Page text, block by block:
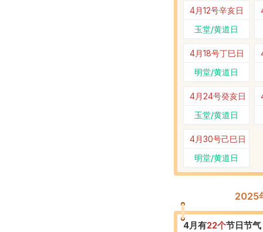
4月12号辛亥日
玉堂/黄道日
4月18号丁巳日
明堂/黄道日
4月24号癸亥日
玉堂/黄道日
4月30号己巳日
明堂/黄道日
2025
4月有22个节日节气